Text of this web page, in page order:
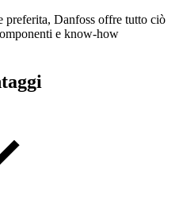
preferita, Danfoss offre tutto ciò
e know-how